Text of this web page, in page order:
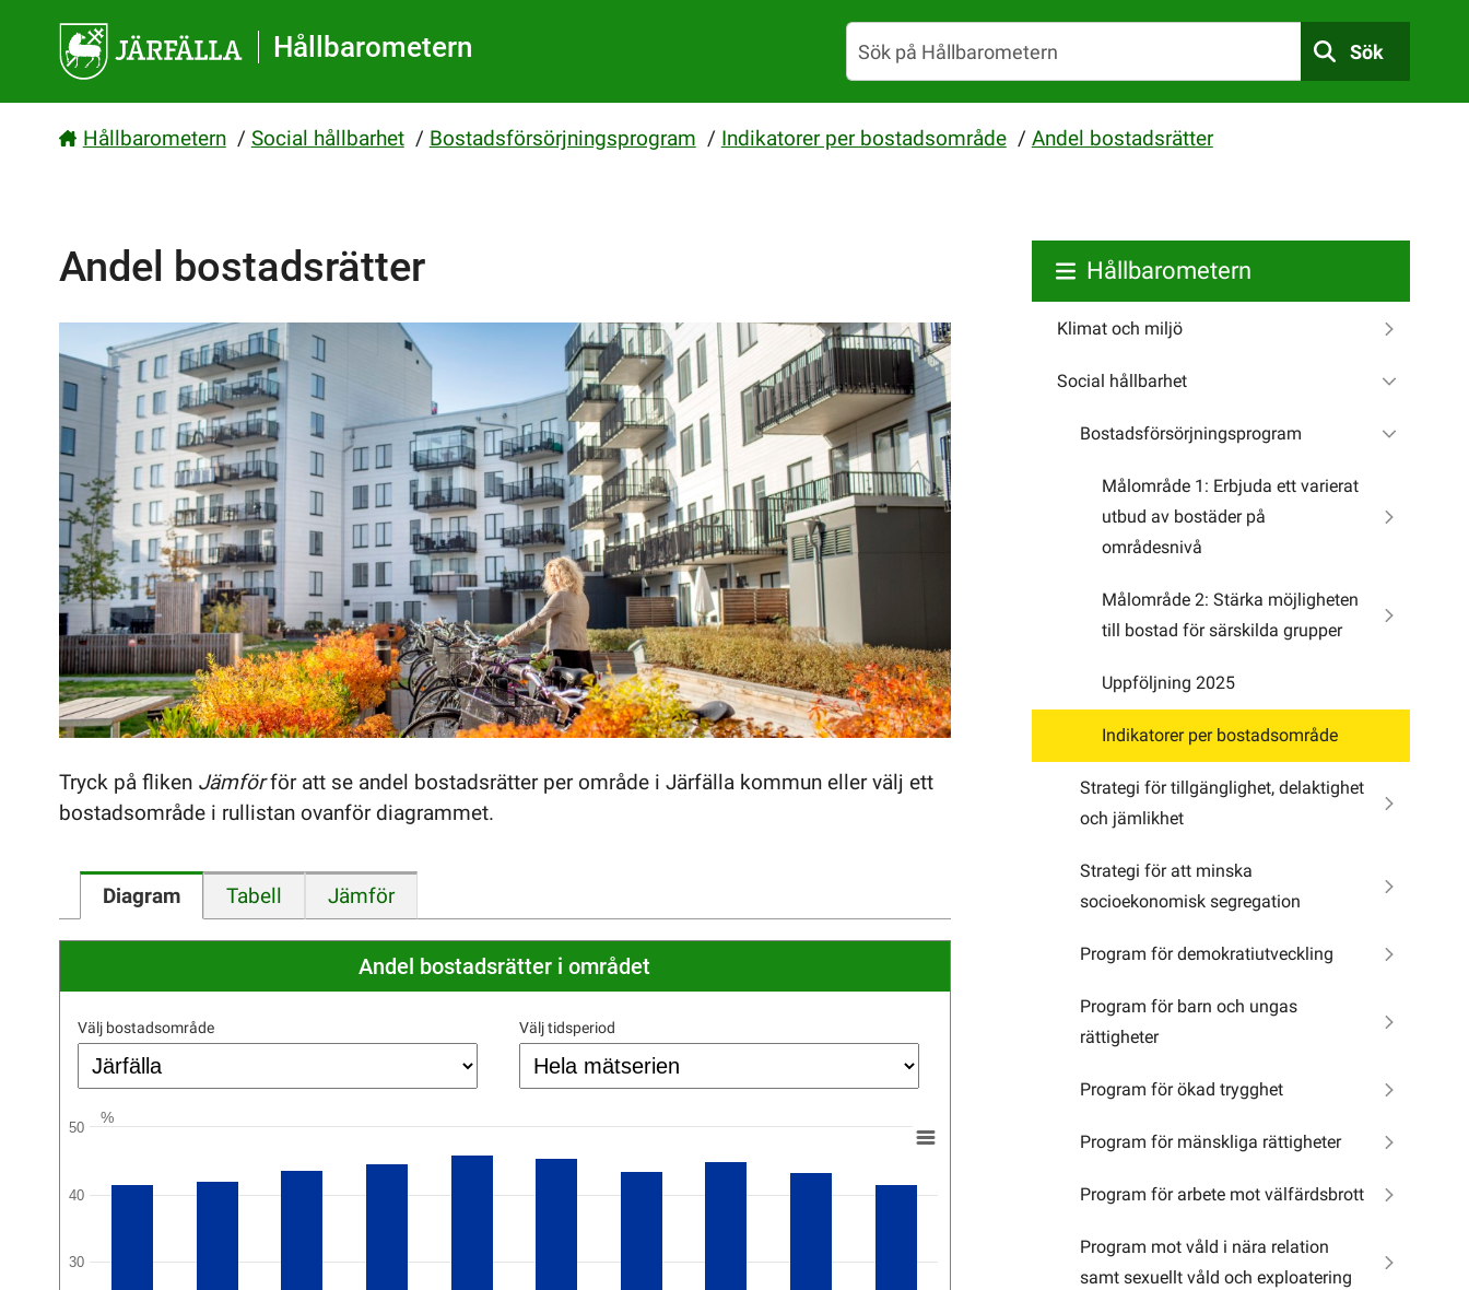
Hållbarometern Sök
Hållbarometern / Social hållbarhet / Bostadsförsörjningsprogram / Indikatorer per bostadsområde / Andel bostadsrätter
Andel bostadsrätter
Tryck på fliken Jämförför att se andel bostadsrätter per område i Järfälla kommun eller välj ett
bostadsområde i rullistan ovanför diagrammet.
Diagram Tabell Jämför
Andel bostadsrätter i området
Välj bostadsområde Välj tidsperiod
%
30
40
50
Hållbarometern
Klimat och miljö
Social hållbarhet
Bostadsförsörjningsprogram
Målområde 1: Erbjuda ett varierat
utbud av bostäder på
områdesnivå
Målområde 2: Stärka möjligheten
till bostad för särskilda grupper
Uppföljning 2025
Indikatorer per bostadsområde
Strategi för tillgänglighet, delaktighet
och jämlikhet
Strategi för att minska
socioekonomisk segregation
Program för demokratiutveckling
Program för barn och ungas
rättigheter
Program för ökad trygghet
Program för mänskliga rättigheter
Program för arbete mot välfärdsbrott
Program mot våld i nära relation
samt sexuellt våld och exploatering